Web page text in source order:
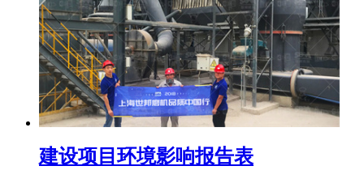
建设项目环境影响报告表